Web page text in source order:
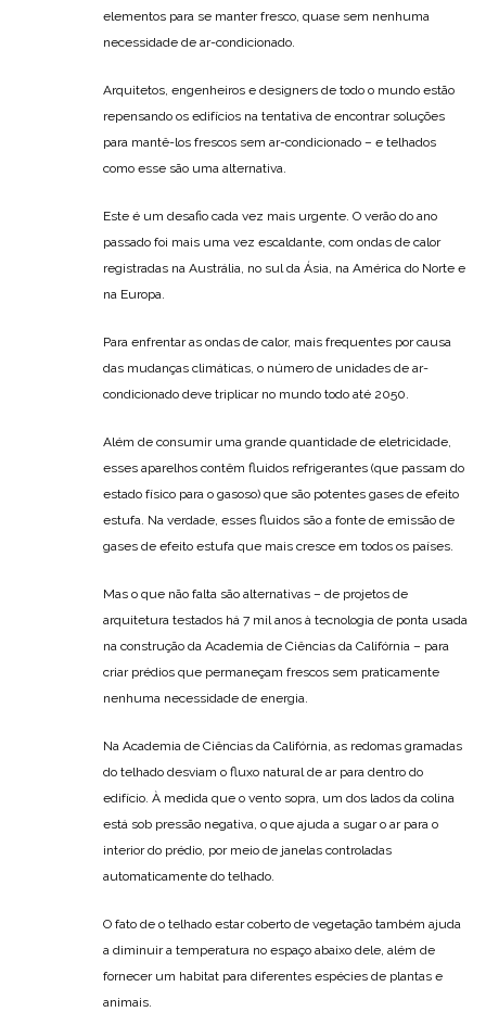
elementos para se manter fresco, quase sem nenhuma
necessidade de ar-condicionado.
Arquitetos, engenheiros e designers de todo o mundo estão
repensando os edifícios na tentativa de encontrar soluções
para mantê-los frescos sem ar-condicionado – e telhados
como esse são uma alternativa.
Este é um desafio cada vez mais urgente. O verão do ano
passado foi mais uma vez escaldante, com ondas de calor
registradas na Austrália, no sul da Ásia, na América do Norte e
na Europa.
Para enfrentar as ondas de calor, mais frequentes por causa
das mudanças climáticas, o número de unidades de ar-
condicionado deve triplicar no mundo todo até 2050.
Além de consumir uma grande quantidade de eletricidade,
esses aparelhos contêm fluidos refrigerantes (que passam do
estado físico para o gasoso) que são potentes gases de efeito
estufa. Na verdade, esses fluidos são a fonte de emissão de
gases de efeito estufa que mais cresce em todos os países.
Mas o que não falta são alternativas – de projetos de
arquitetura testados há 7 mil anos à tecnologia de ponta usada
na construção da Academia de Ciências da Califórnia – para
criar prédios que permaneçam frescos sem praticamente
nenhuma necessidade de energia.
Na Academia de Ciências da Califórnia, as redomas gramadas
do telhado desviam o fluxo natural de ar para dentro do
edifício. À medida que o vento sopra, um dos lados da colina
está sob pressão negativa, o que ajuda a sugar o ar para o
interior do prédio, por meio de janelas controladas
automaticamente do telhado.
O fato de o telhado estar coberto de vegetação também ajuda
a diminuir a temperatura no espaço abaixo dele, além de
fornecer um habitat para diferentes espécies de plantas e
animais.